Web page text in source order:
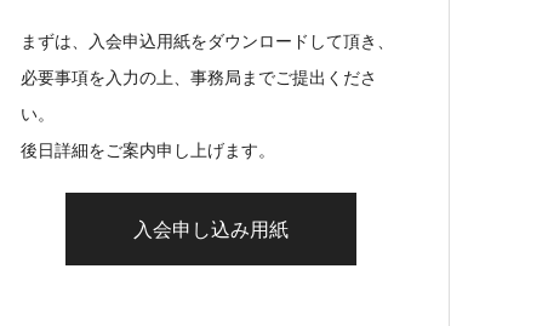
まずは、入会申込用紙をダウンロードして頂き、
必要事項を入力の上、事務局までご提出くださ
い。
後日詳細をご案内申し上げます。
入会申し込み用紙